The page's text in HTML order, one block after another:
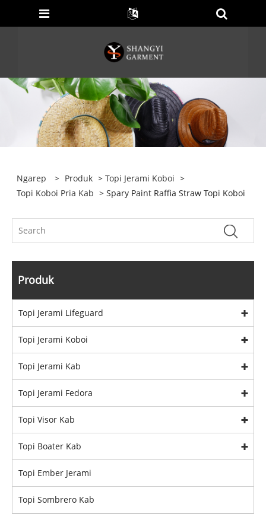
Ngarep > Produk >Topi Jerami Koboi >
Topi Koboi Pria Kab > Spary Paint Raffia Straw Topi Koboi
Produk
Topi Jerami Lifeguard
Topi Jerami Koboi
Topi Jerami Kab
Topi Jerami Fedora
Topi Visor Kab
Topi Boater Kab
Topi Ember Jerami
Topi Sombrero Kab